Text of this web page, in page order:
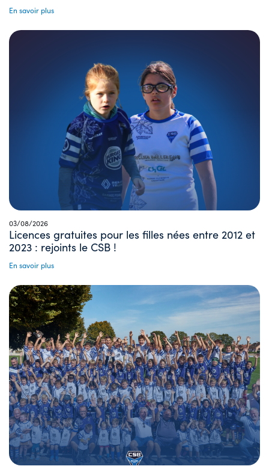
En savoir plus
03/08/2026
Licences gratuites pour les filles nées entre 2012 et
2023 : rejoints le CSB !
En savoir plus